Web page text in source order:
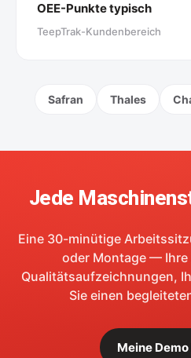
OEE-Punkte typisch
TeepTrak-Kundenbereich
Safran Thales
Jede
Eine 30-minütige
oder Montage —
Qualitätsaufzeichnungen,
Sie einen
Meine